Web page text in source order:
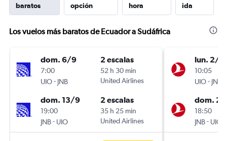
baratos
opción
hora
ida
Los vuelos más baratos de Ecuador a Sudáfrica
dom. 6/9
7:00
UIO- JNB
2 escalas
52 h 30 min
United Airlines
dom. 13/9
19:00
JNB- UIO
2 escalas
35 h 25 min
United Airlines
lun. 2/11
10:05
UIO- JNB
dom.
18:50
JNB- UIO